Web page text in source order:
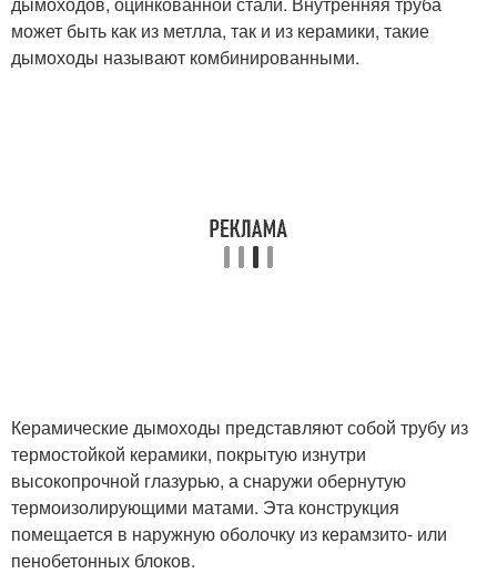
может быть как из метлла, так и из керамики, такие
дымоходы называют комбинированными.
Керамические дымоходы представляют собой трубу из
термостойкой керамики, покрытую изнутри
высокопрочной глазурью, а снаружи обернутую
термоизолирующими матами. Эта конструкция
помещается в наружную оболочку из керамзито- или
пенобетонных блоков.